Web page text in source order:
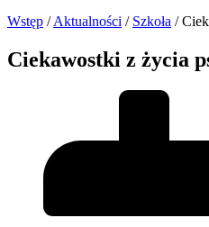
Wstęp / Aktualności / Szkoła /
Ciekawostki z życia